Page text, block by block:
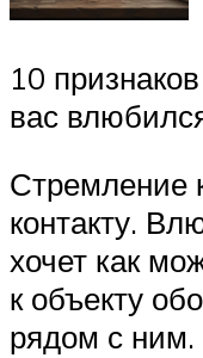
10
вас
Стремление
контакту.
хочет как
к объекту
рядом с ним.